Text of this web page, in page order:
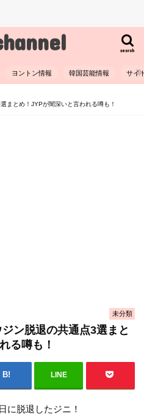
search
ヨントン情報 韓国芸能情報 サイ
まとめ！JYPが闇深いと言われる噂も！
未分類
ン脱退の共通点3選まと
る噂も！
LINE
に脱退したジニ！